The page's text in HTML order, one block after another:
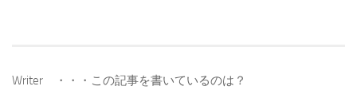
Writer ・・・この記事を書いているのは？